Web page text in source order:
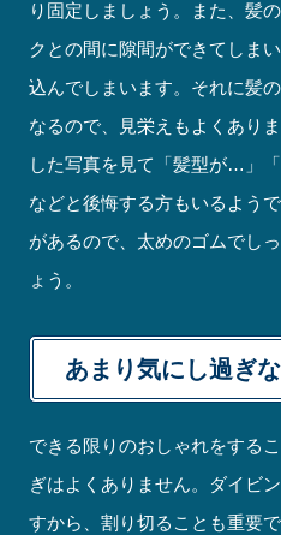
り固定しましょう。また、髪
クとの間に隙間ができてしま
込んでしまいます。それに髪
なるので、見栄えもよくあり
した写真を見て「髪型が…」
などと後悔する方もいるよう
があるので、太めのゴムでし
ょう。
あまり気にし過ぎ
できる限りのおしゃれをする
ぎはよくありません。ダイビ
すから、割り切ることも重要